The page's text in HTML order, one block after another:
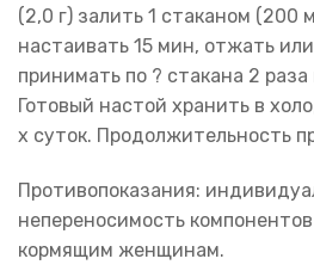
(2,0 г) залить 1 стаканом (200
настаивать 15 мин, отжать
принимать по ? стакана 2
Готовый настой хранить в
х суток. Продолжительность
Противопоказания:
непереносимость
кормящим женщинам.